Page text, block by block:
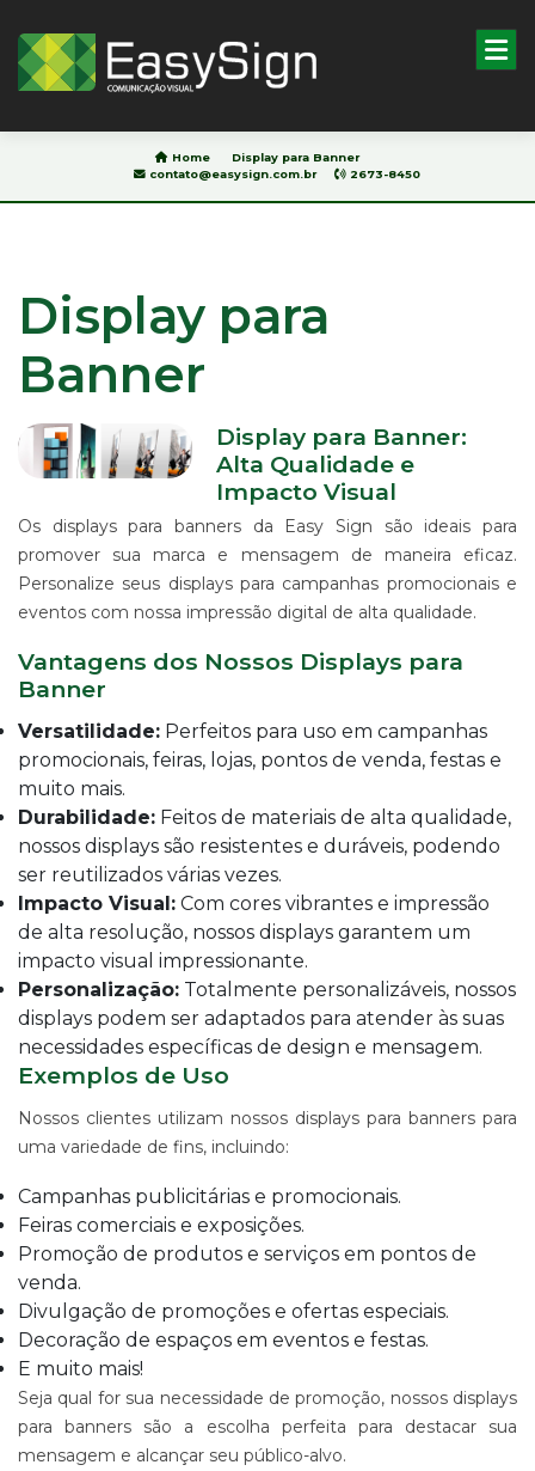
BLOG
PRODUTOS
&
IMPRESSÃO
DIGITAL
EM
IMPRESSÃO
DIGITAL
EM
LONA
DIGITAL
EM
DIGITAL
UV
EM
CHAPA
IMPRESSÃO
DIGITAL
SUBLIMÁTICA
EM
TECIDO
IMPRESSÃO
DIGITAL
DTG
ALGODÃO
SUPORTE
PARA
WIND
BANNER
ESTRUTURAS
PARA
PROPAGANDA
PRODUTO
PROMOCIONAL
EVENTOS
E
EMPRESAS
Home
Display para Banner
contato@easysign.com.br
2673-8450
Display para
Banner
Display para Banner:
Alta Qualidade e
Impacto Visual
Os displays para banners da Easy Sign são ideais para
promover sua marca e mensagem de maneira eficaz.
Personalize seus displays para campanhas promocionais e
eventos com nossa impressão digital de alta qualidade.
Vantagens dos Nossos Displays para
Banner
Versatilidade: Perfeitos para uso em campanhas
promocionais, feiras, lojas, pontos de venda, festas e
muito mais.
Durabilidade: Feitos de materiais de alta qualidade,
nossos displays são resistentes e duráveis, podendo
ser reutilizados várias vezes.
Impacto Visual: Com cores vibrantes e impressão
de alta resolução, nossos displays garantem um
impacto visual impressionante.
Personalização: Totalmente personalizáveis, nossos
displays podem ser adaptados para atender às suas
necessidades específicas de design e mensagem.
Exemplos de Uso
Nossos clientes utilizam nossos displays para banners para
uma variedade de fins, incluindo:
Campanhas publicitárias e promocionais.
Feiras comerciais e exposições.
Promoção de produtos e serviços em pontos de
venda.
Divulgação de promoções e ofertas especiais.
Decoração de espaços em eventos e festas.
E muito mais!
Seja qual for sua necessidade de promoção, nossos displays
para banners são a escolha perfeita para destacar sua
mensagem e alcançar seu público-alvo.